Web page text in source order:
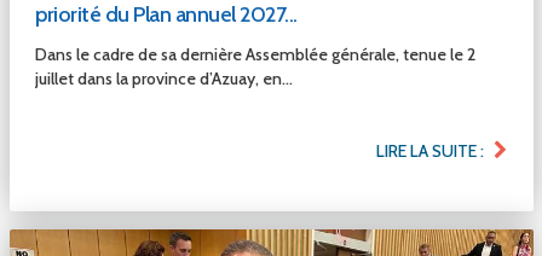
priorité du Plan annuel 2027...
Dans le cadre de sa dernière Assemblée générale, tenue le 2
juillet dans la province d’Azuay, en...
LIRE LA SUITE :